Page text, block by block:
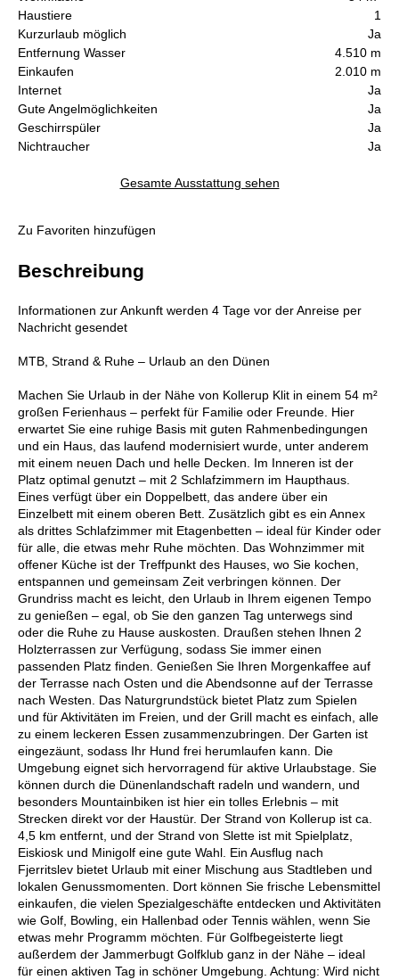
Haustiere
1
Kurzurlaub möglich
Ja
Entfernung Wasser
4.510 m
Einkaufen
2.010 m
Internet
Ja
Gute Angelmöglichkeiten
Ja
Geschirrspüler
Ja
Nichtraucher
Ja
Gesamte Ausstattung sehen
Zu Favoriten hinzufügen
Beschreibung
Informationen zur Ankunft werden 4 Tage vor der Anreise per
Nachricht gesendet
MTB, Strand & Ruhe – Urlaub an den Dünen
Machen Sie Urlaub in der Nähe von Kollerup Klit in einem 54 m²
großen Ferienhaus – perfekt für Familie oder Freunde. Hier
erwartet Sie eine ruhige Basis mit guten Rahmenbedingungen
und ein Haus, das laufend modernisiert wurde, unter anderem
mit einem neuen Dach und helle Decken. Im Inneren ist der
Platz optimal genutzt – mit 2 Schlafzimmern im Haupthaus.
Eines verfügt über ein Doppelbett, das andere über ein
Einzelbett mit einem oberen Bett. Zusätzlich gibt es ein Annex
als drittes Schlafzimmer mit Etagenbetten – ideal für Kinder oder
für alle, die etwas mehr Ruhe möchten. Das Wohnzimmer mit
offener Küche ist der Treffpunkt des Hauses, wo Sie kochen,
entspannen und gemeinsam Zeit verbringen können. Der
Grundriss macht es leicht, den Urlaub in Ihrem eigenen Tempo
zu genießen – egal, ob Sie den ganzen Tag unterwegs sind
oder die Ruhe zu Hause auskosten. Draußen stehen Ihnen 2
Holzterrassen zur Verfügung, sodass Sie immer einen
passenden Platz finden. Genießen Sie Ihren Morgenkaffee auf
der Terrasse nach Osten und die Abendsonne auf der Terrasse
nach Westen. Das Naturgrundstück bietet Platz zum Spielen
und für Aktivitäten im Freien, und der Grill macht es einfach, alle
zu einem leckeren Essen zusammenzubringen. Der Garten ist
eingezäunt, sodass Ihr Hund frei herumlaufen kann. Die
Umgebung eignet sich hervorragend für aktive Urlaubstage. Sie
können durch die Dünenlandschaft radeln und wandern, und
besonders Mountainbiken ist hier ein tolles Erlebnis – mit
Strecken direkt vor der Haustür. Der Strand von Kollerup ist ca.
4,5 km entfernt, und der Strand von Slette ist mit Spielplatz,
Eiskiosk und Minigolf eine gute Wahl. Ein Ausflug nach
Fjerritslev bietet Urlaub mit einer Mischung aus Stadtleben und
lokalen Genussmomenten. Dort können Sie frische Lebensmittel
einkaufen, die vielen Spezialgeschäfte entdecken und Aktivitäten
wie Golf, Bowling, ein Hallenbad oder Tennis wählen, wenn Sie
etwas mehr Programm möchten. Für Golfbegeisterte liegt
außerdem der Jammerbugt Golfklub ganz in der Nähe – ideal
für einen aktiven Tag in schöner Umgebung. Achtung: Wird nicht